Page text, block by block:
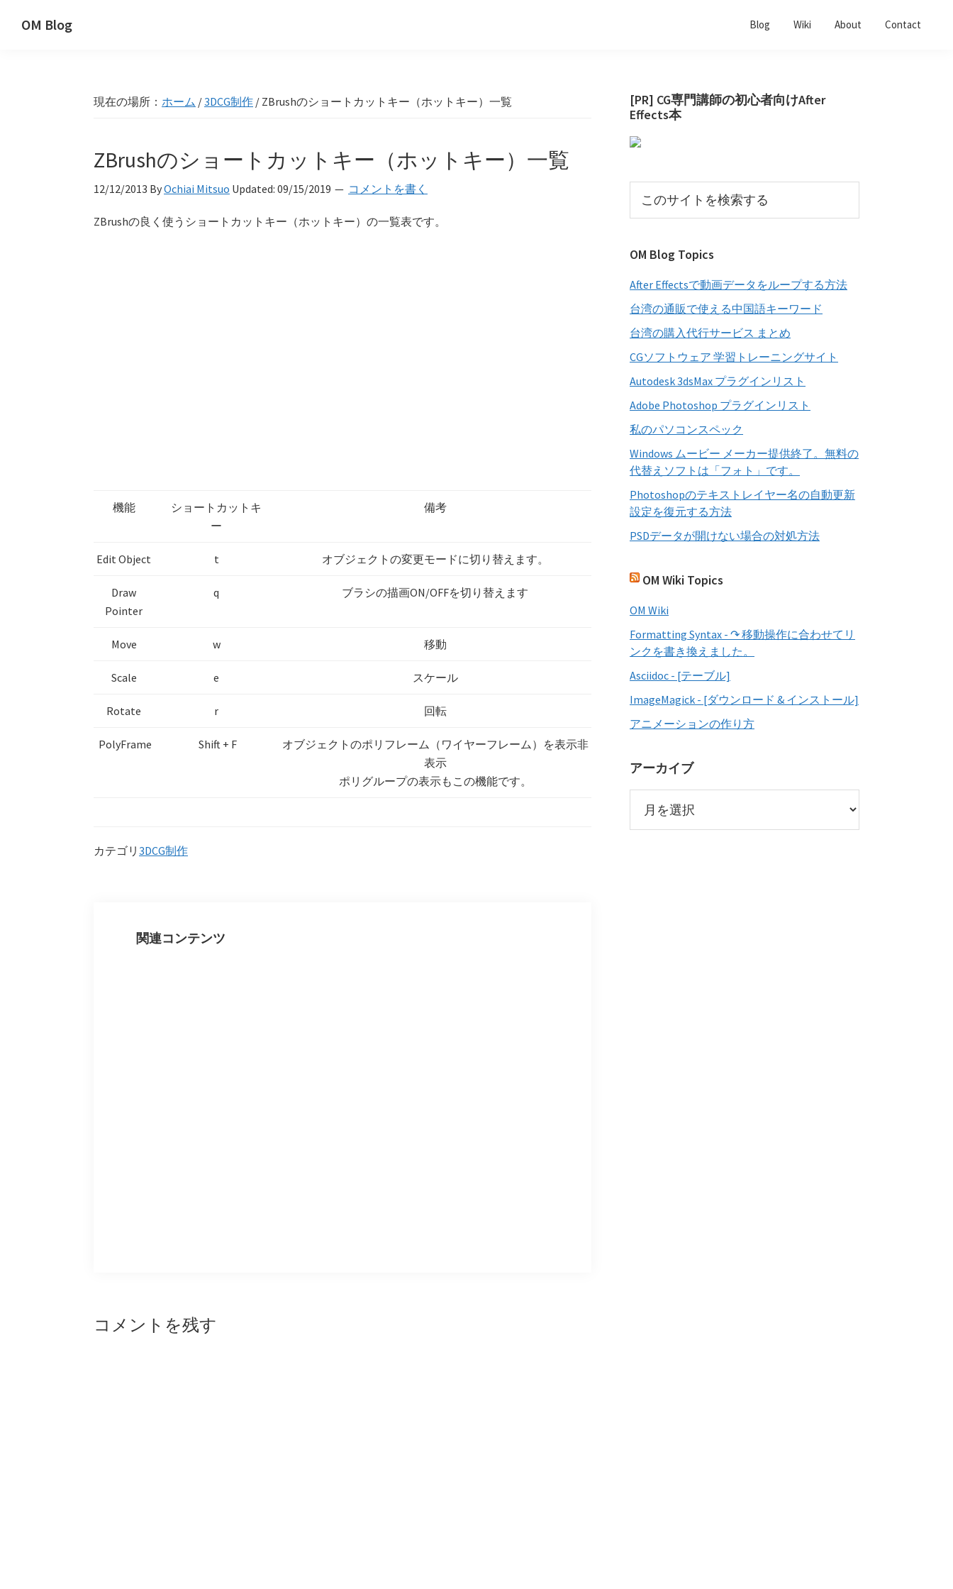
OM Blog Blog Wiki About Contact
現在の場所： ホーム /3DCG制作 / ZBrushのショートカットキー（ホットキー）一覧
ZBrushのショートカットキー（ホットキー）一覧
12/12/2013 ByOchiai Mitsuo Updated: 09/15/2019 コメントを書く
ZBrushの良く使うショートカットキー（ホットキー）の一覧表です。
機能
ショートカットキ
ー
備考
Edit Object t オブジェクトの変更モードに切り替えます。
Draw
Pointer
q ブラシの描画ON/OFFを切り替えます
Move w 移動
Scale e スケール
Rotate r 回転
PolyFrame Shift + F
オブジェクトのポリフレーム（ワイヤーフレーム）を表示非
表示
ポリグループの表示もこの機能です。
カテゴリ 3DCG制作
関連コンテンツ
Reader
コメントを残す
最
初
の
イ
ド
ー
[PR] CG専門講師の初心者向けAfter
Effects本
ト
検
索
す
る
OM Blog Topics
After Effectsで動画データをループする方法
台湾の通販で使える中国語キーワード
台湾の購入代行サービス まとめ
CGソフトウェア 学習トレーニングサイト
Autodesk 3dsMax プラグインリスト
Adobe Photoshop プラグインリスト
私のパソコンスペック
Windows ムービー メーカー提供終了。無料の
代替えソフトは「フォト」です。
Photoshopのテキストレイヤー名の自動更新
設定を復元する方法
PSDデータが開けない場合の対処方法
OM Wiki Topics
OM Wiki
Formatting Syntax - ↷ 移動操作に合わせてリ
ンクを書き換えました。
Asciidoc - [テーブル]
ImageMagick - [ダウンロード & インストール]
アニメーションの作り方
アーカイブ
カ